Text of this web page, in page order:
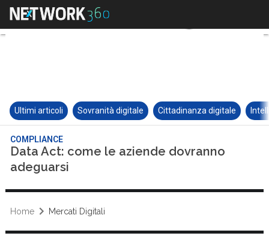
Ultimi articoli Sovranità digitale Cittadinanza digitale
COMPLIANCE
Data Act: come le aziende dovranno
adeguarsi
Home Mercati Digitali